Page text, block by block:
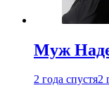
Муж
2 года спустя2